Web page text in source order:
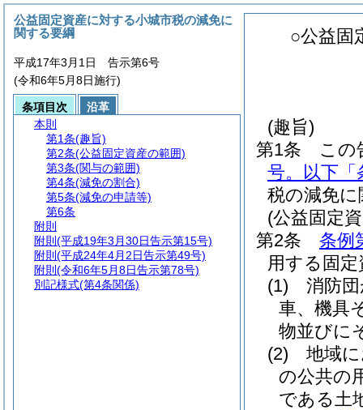
○公益固
(趣旨)
第1条
この
号。以下「
税の減免
(公益固定
第2条
条例
用する固
(1)
消防
車、機具
物並びに
(2)
地域
の公共の
である土
公益固定資産に対する小城市税の減免に
関する要綱
平成17年3月1日 告示第6号
(令和6年5月8日施行)
条項目次
沿革
本則
第1条(趣旨)
第2条(公益固定資産の範囲)
第3条(関与の範囲)
第4条(減免の割合)
第5条(減免の申請等)
第6条
附則
附則 (平成19年3月30日告示第15号)
附則 (平成24年4月2日告示第49号)
附則 (令和6年5月8日告示第78号)
別記様式(第4条関係)